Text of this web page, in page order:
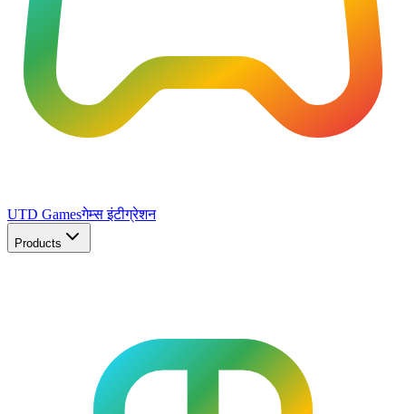
UTD Gamesगेम्स इंटीग्रेशन
Products